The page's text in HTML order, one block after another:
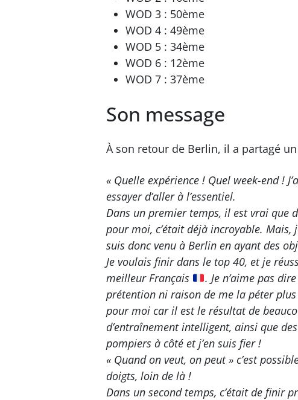
WOD 3 : 50ème
WOD 4 : 49ème
WOD 5 : 34ème
WOD 6 : 12ème
WOD 7 : 37ème
Son message
À son retour de Berlin, il a partagé
« Quelle expérience ! Quel week-end !
essayer d’aller à l’essentiel.
Dans un premier temps, il est vrai que
pour moi, c’était déjà incroyable.
suis donc venu à Berlin en ayant des
Je voulais finir dans le top 40, et je
meilleur Français
. Je n’aime pas
prétention ni raison de me la péter
pour moi car il est le résultat de
d’entraînement intelligent, ainsi que
pompiers à côté et j’en suis fier !
« Quand on veut, on peut » c’est
doigts, loin de là !
Dans un second temps, c’était de finir